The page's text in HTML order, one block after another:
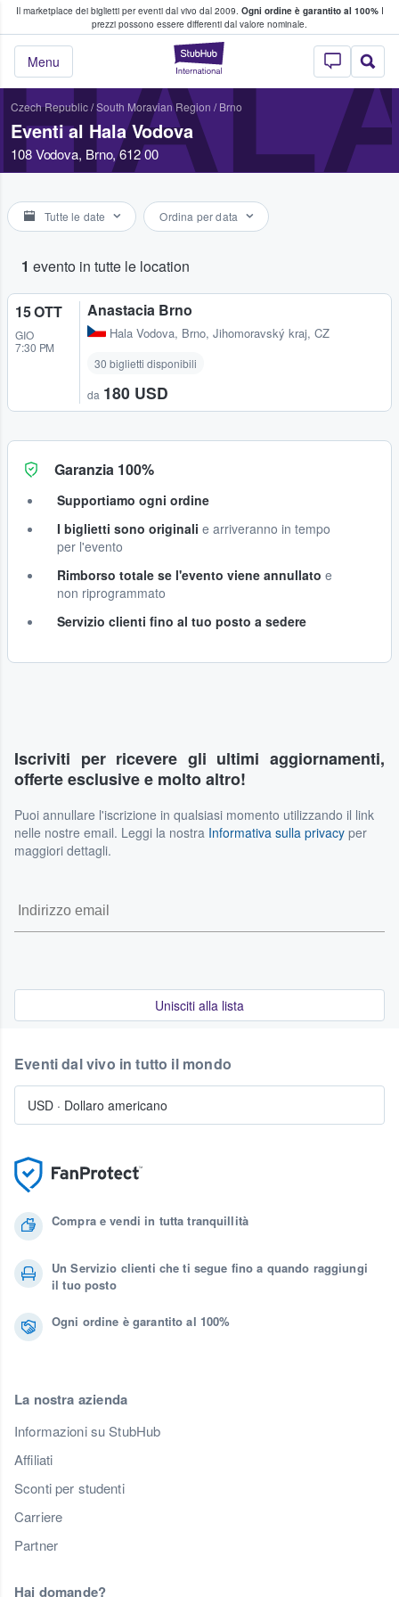
Il marketplace dei biglietti per eventi dal vivo dal 2009. Ogni ordine è garantito al 100%I
prezzi possono essere differenti dal valore nominale.
StubHub - Dove
Menu
fan comprano e vendono biglietti
Czech Republic/South Moravian Region / Brno
Eventi al Hala Vodova
108 Vodova, Brno, 612 00
Tutte le date Ordina per data
1 evento in tutte le location
15 OTT
GIO
7:30 PM
Anastacia Brno
Hala Vodova, Brno, Jihomoravský kraj, CZ
30 biglietti disponibili
da 180 USD
Garanzia 100%
Supportiamo ogni ordine
I biglietti sono originali e arriveranno in tempo
per l'evento
Rimborso totale se l'evento viene annullato e
non riprogrammato
Servizio clienti fino al tuo posto a sedere
Iscriviti per ricevere gli ultimi aggiornamenti,
offerte esclusive e molto altro!
Puoi annullare l'iscrizione in qualsiasi momento utilizzando il link
nelle nostre email. Leggi la nostra Informativa sulla privacy per
maggiori dettagli.
Unisciti alla lista
Compra e vendi in tutta tranquillità
Un Servizio clienti che ti segue fino a quando raggiungi
il tuo posto
Ogni ordine è garantito al 100%
La nostra azienda
Informazioni su StubHub
Affiliati
Sconti per studenti
Carriere
Partner
Hai domande?
Eventi dal vivo in tutto il mondo
USD · Dollaro americano